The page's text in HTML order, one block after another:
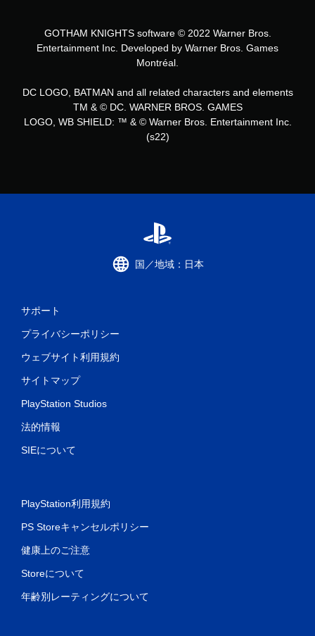
GOTHAM KNIGHTS software © 2022 Warner Bros.
Entertainment Inc. Developed by Warner Bros. Games
Montréal.
DC LOGO, BATMAN and all related characters and elements
TM & © DC. WARNER BROS. GAMES
LOGO, WB SHIELD: ™ & © Warner Bros. Entertainment Inc.
(s22)
国／地域：日本
サポート
プライバシーポリシー
ウェブサイト利用規約
サイトマップ
PlayStation Studios
法的情報
SIEについて
PlayStation利用規約
PS Storeキャンセルポリシー
健康上のご注意
Storeについて
年齢別レーティングについて